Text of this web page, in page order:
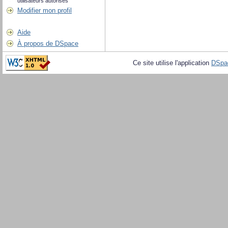
Modifier mon profil
Aide
À propos de DSpace
Ce site utilise l'application